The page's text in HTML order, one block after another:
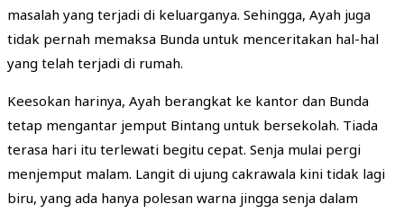
masalah yang terjadi di keluarganya. Sehingga, Ayah juga
tidak pernah memaksa Bunda untuk menceritakan hal-hal
yang telah terjadi di rumah.
Keesokan harinya, Ayah berangkat ke kantor dan Bunda
tetap mengantar jemput Bintang untuk bersekolah. Tiada
terasa hari itu terlewati begitu cepat. Senja mulai pergi
menjemput malam. Langit di ujung cakrawala kini tidak lagi
biru, yang ada hanya polesan warna jingga senja dalam